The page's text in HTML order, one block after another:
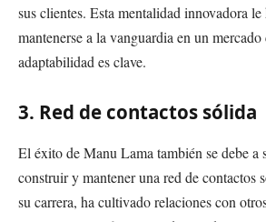
sus clientes. Esta mentalidad innovadora
mantenerse a la vanguardia en un
adaptabilidad es clave.
3. Red de contactos sólida
El éxito de Manu Lama también se debe a
construir y mantener una red de contactos
su carrera, ha cultivado relaciones con